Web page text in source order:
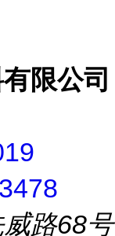
限公司
路68号